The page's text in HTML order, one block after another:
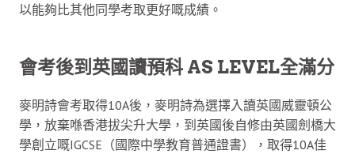
以能夠比其他同學考取更好嘅成績。
會考後到英國讀預科 AS LEVEL全滿分
麥明詩會考取得10A後，麥明詩為選擇入讀英國威靈頓公
學，放棄喺香港拔尖升大學，到英國後自修由英國劍橋大
學創立嘅IGCSE（國際中學教育普通證書），取得10A佳